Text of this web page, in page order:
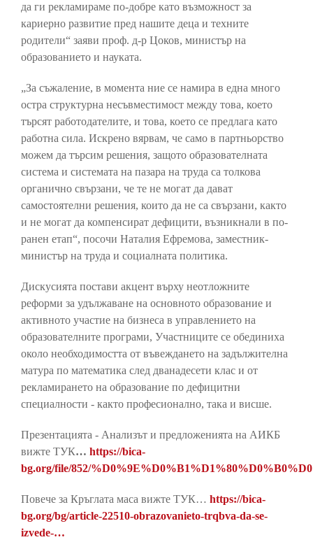
да ги рекламираме по-добре като възможност за
кариерно развитие пред нашите деца и техните
родители“ заяви проф. д-р Цоков, министър на
образованието и науката.
„За съжаление, в момента ние се намира в една много
остра структурна несъвместимост между това, което
търсят работодателите, и това, което се предлага като
работна сила. Искрено вярвам, че само в партньорство
можем да търсим решения, защото образователната
система и системата на пазара на труда са толкова
органично свързани, че те не могат да дават
самостоятелни решения, които да не са свързани, както
и не могат да компенсират дефицити, възникнали в по-
ранен етап“, посочи Наталия Ефремова, заместник-
министър на труда и социалната политика.
Дискусията постави акцент върху неотложните
реформи за удължаване на основното образование и
активното участие на бизнеса в управлението на
образователните програми, Участниците се обединиха
около необходимостта от въвеждането на задължителна
матура по математика след дванадесети клас и от
рекламирането на образование по дефицитни
специалности - както професионално, така и висше.
Презентацията - Анализът и предложенията на АИКБ
вижте ТУК… https://bica-
bg.org/file/852/
Повече за Кръглата маса вижте ТУК… https://bica-
bg.org/bg/article-22510-obrazovanieto-trqbva-da-se-
izvede-…